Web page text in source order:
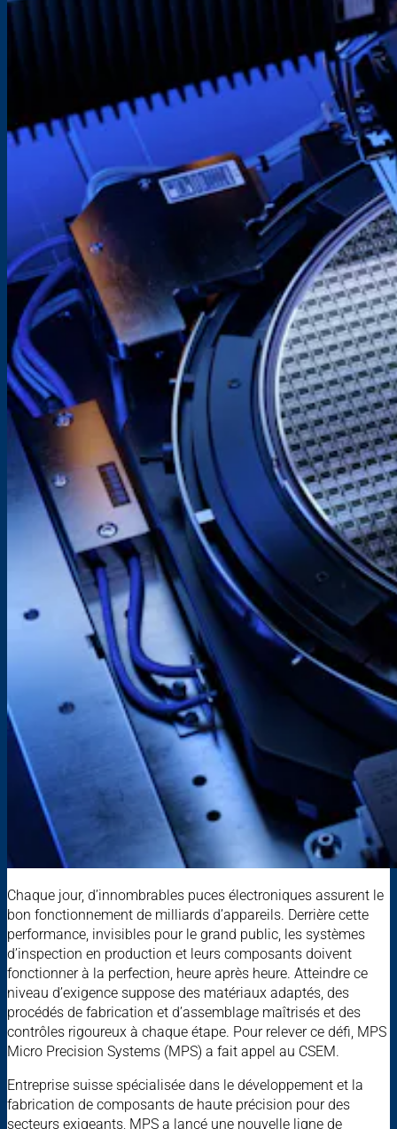
Chaque jour, d’innombrables puces électroniques assurent le
bon fonctionnement de milliards d’appareils. Derrière cette
performance, invisibles pour le grand public, les systèmes
d’inspection en production et leurs composants doivent
fonctionner à la perfection, heure après heure. Atteindre ce
niveau d’exigence suppose des matériaux adaptés, des
procédés de fabrication et d’assemblage maîtrisés et des
contrôles rigoureux à chaque étape. Pour relever ce défi, MPS
Micro Precision Systems (MPS) a fait appel au CSEM.
Entreprise suisse spécialisée dans le développement et la
fabrication de composants de haute précision pour des
secteurs exigeants, MPS a lancé une nouvelle ligne de